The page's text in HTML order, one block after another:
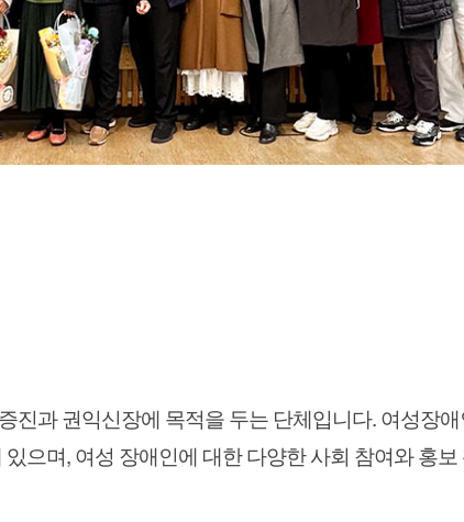
과 권익신장에 목적을 두는 단체입니다. 여성장
으며, 여성 장애인에 대한 다양한 사회 참여와 홍